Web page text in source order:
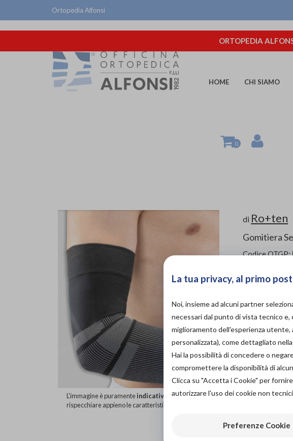
Ortopedia Alfonsi
ORTOPEDIA
HOME CHI SIAMO
0
L'immagine è puramenteindicativa
e potrebbe non
rispecchiare appieno le caratteristiche del prodotto.
di Ro+ten
Gomitiera
Codice OTGP:
DOLORE
Bordi
DA
La tua privacy, al primo
Noi, insieme ad alcuni partner
necessari dal punto di vista tecnico
miglioramento dell'esperienza
personalizzata), come dettagliato
Hai la possibilità di concedere o
compromettere la disponibilità di
Clicca su "Accetta i Cookie" per
autorizzare l'uso dei cookie non
Preferenze Cookie